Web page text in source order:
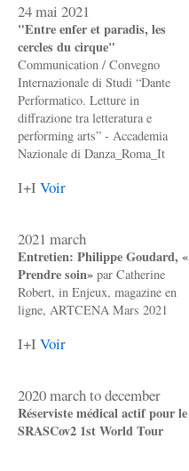
24 mai 2021
"Entre enfer et paradis, les
cercles du cirque"
Communication / Convegno
Internazionale di Studi “Dante
Performatico. Letture in
diffrazione tra letteratura e
performing arts” - Accademia
Nazionale di Danza_Roma_It
I+I Voir
2021 march
Entretien: Philippe Goudard, «
Prendre soin» par Catherine
Robert, in Enjeux, magazine en
ligne, ARTCENA Mars 2021
I+I Voir
2020 march to december
Réserviste médical actif pour le
SRASCov2 1st World Tour